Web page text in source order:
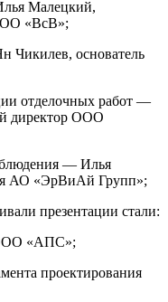
Малецкий,
«ВсВ»;
Чикилев, основатель
отделочных работ —
директор ООО
— Илья
АО «ЭрВиАй Групп»;
презентации стали:
ООО «АПС»;
проектирования